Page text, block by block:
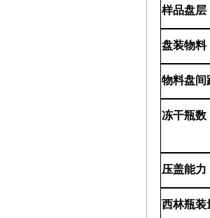
样品盘层
盘装物料
物料盘间
冻干瓶数
压盖能力
西林瓶装